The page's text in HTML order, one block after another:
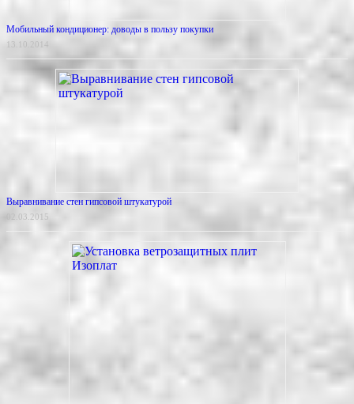
Мобильный кондиционер: доводы в пользу покупки
13.10.2014
Выравнивание стен гипсовой штукатурой
02.03.2015